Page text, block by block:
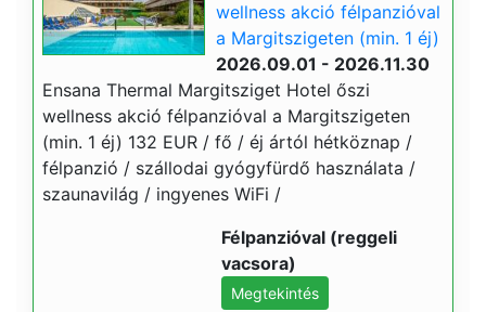
wellness akció félpanzióval
a Margitszigeten (min. 1 éj)
2026.09.01 - 2026.11.30
Ensana Thermal Margitsziget Hotel őszi
wellness akció félpanzióval a Margitszigeten
(min. 1 éj) 132 EUR / fő / éj ártól hétköznap /
félpanzió / szállodai gyógyfürdő használata /
szaunavilág / ingyenes WiFi /
Félpanzióval (reggeli
vacsora)
Megtekintés